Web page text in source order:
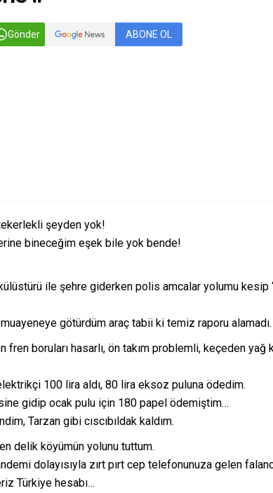
Gönder ABONE OL
şeyden yok!
bineceğim eşek bile yok bende!
ile şehre giderken polis amcalar yolumu kesip
muayeneye götürdüm araç tabii ki temiz raporu alamadı.
fren boruları hasarlı, ön takım problemli, keçeden
100 lira aldı, 80 lira eksoz puluna ödedim.
gidip ocak pulu için 180 papel ödemiştim…
Tarzan gibi cıscıbıldak kaldım.
delik köyümün yolunu tuttum.
dolayısıyla zırt pırt cep telefonunuza gelen
Türkiye hesabı…